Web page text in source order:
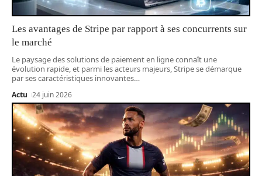
Les avantages de Stripe par rapport à ses concurrents sur
le marché
Le paysage des solutions de paiement en ligne connaît une
évolution rapide, et parmi les acteurs majeurs, Stripe se démarque
par ses caractéristiques innovantes…
Actu 24 juin 2026